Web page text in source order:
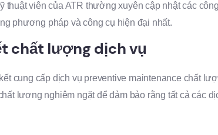
viên của ATR thường xuyên cập nhật các
phương pháp và công cụ hiện đại nhất.
chất lượng dịch vụ
cung cấp dịch vụ preventive maintenance chất
lượng nghiêm ngặt để đảm bảo rằng tất cả các